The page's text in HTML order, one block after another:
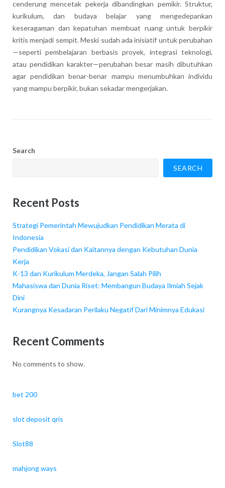
cenderung mencetak pekerja dibandingkan pemikir. Struktur,
kurikulum, dan budaya belajar yang mengedepankan
keseragaman dan kepatuhan membuat ruang untuk berpikir
kritis menjadi sempit. Meski sudah ada inisiatif untuk perubahan
—seperti pembelajaran berbasis proyek, integrasi teknologi,
atau pendidikan karakter—perubahan besar masih dibutuhkan
agar pendidikan benar-benar mampu menumbuhkan individu
yang mampu berpikir, bukan sekadar mengerjakan.
Search
SEARCH
Recent Posts
Strategi Pemerintah Mewujudkan Pendidikan Merata di
Indonesia
Pendidikan Vokasi dan Kaitannya dengan Kebutuhan Dunia
Kerja
K-13 dan Kurikulum Merdeka, Jangan Salah Pilih
Mahasiswa dan Dunia Riset: Membangun Budaya Ilmiah Sejak
Dini
Kurangnya Kesadaran Perilaku Negatif Dari Minimnya Edukasi
Recent Comments
No comments to show.
bet 200
slot deposit qris
Slot88
mahjong ways